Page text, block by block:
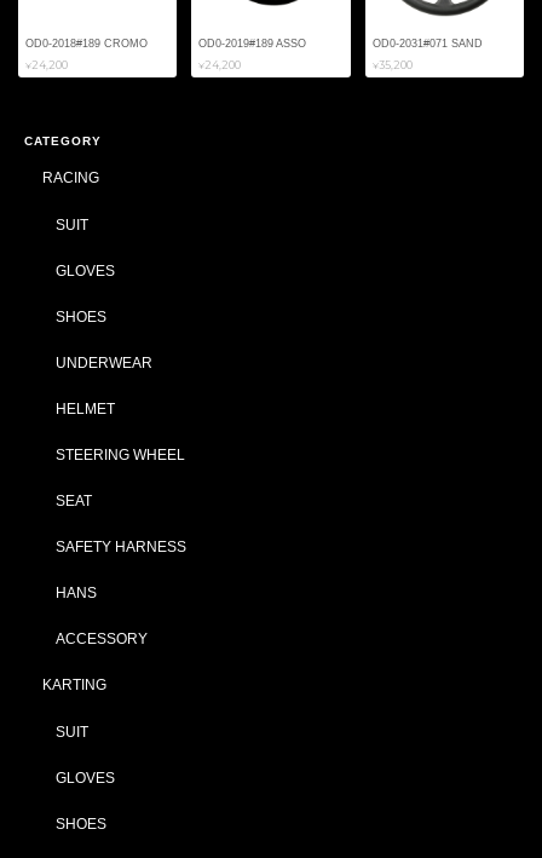
OD0-2018#189 CROMO
¥24,200
OD0-2019#189 ASSO
¥24,200
OD0-2031#071 SAND
¥35,200
CATEGORY
RACING
SUIT
GLOVES
SHOES
UNDERWEAR
HELMET
STEERING WHEEL
SEAT
SAFETY HARNESS
HANS
ACCESSORY
KARTING
SUIT
GLOVES
SHOES